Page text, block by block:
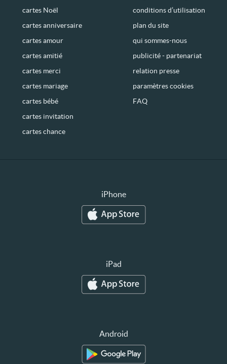
cartes Noël
cartes anniversaire
cartes amour
cartes amitié
cartes merci
cartes mariage
cartes bébé
cartes invitation
cartes chance
conditions d’utilisation
plan du site
qui sommes-nous
publicité - partenariat
relation presse
paramètres cookies
FAQ
iPhone
iPad
Android